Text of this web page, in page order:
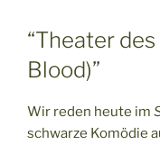
“Theater
Blood)”
Wir reden heute im
schwarze Komödie